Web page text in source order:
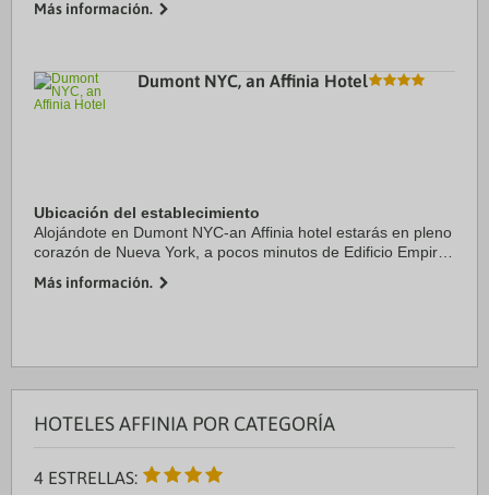
este hotel se encuentra a 0,6 km de Memorial ...
Más información.
Dumont NYC, an Affinia Hotel
Ubicación del establecimiento
Alojándote en Dumont NYC-an Affinia hotel estarás en pleno
corazón de Nueva York, a pocos minutos de Edificio Empire
encuentra cerca de ...
Más información.
HOTELES AFFINIA POR CATEGORÍA
4 ESTRELLAS: